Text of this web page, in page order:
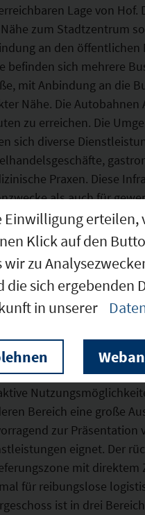
Lage von Hof.
zum Stadtzentrum
an den
befinden sich mehrere
mit Anbindung an die
Nähe. Die Autobahnen
zu erreichen. Die
sich diverse
Praxen. Diese
als auch für
m²
Verkauf steht ein
Gebäude mit einer
vereint Wohn- und
sowohl für
Bereich eine große
zur Präsentation
eignet. Der
mit direktem
für reibungslose
ist in drei
Einwilligung
Klick auf den
wir zu
die sich
in unserer